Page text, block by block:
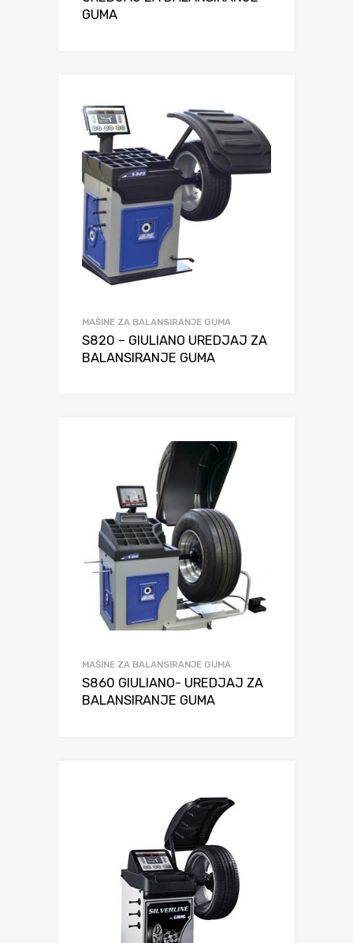
GUMA
MAŠINE ZA BALANSIRANJE GUMA
S820 – GIULIANO UREDJAJ ZA
BALANSIRANJE GUMA
MAŠINE ZA BALANSIRANJE GUMA
S860 GIULIANO- UREDJAJ ZA
BALANSIRANJE GUMA